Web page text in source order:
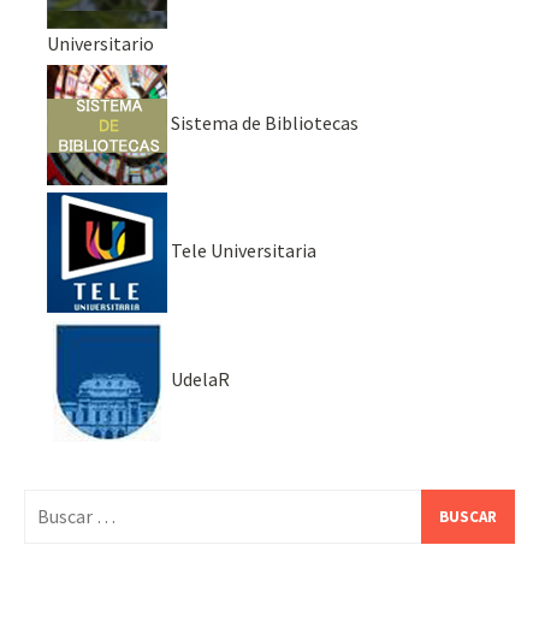
Universitario
Sistema de Bibliotecas
Tele Universitaria
UdelaR